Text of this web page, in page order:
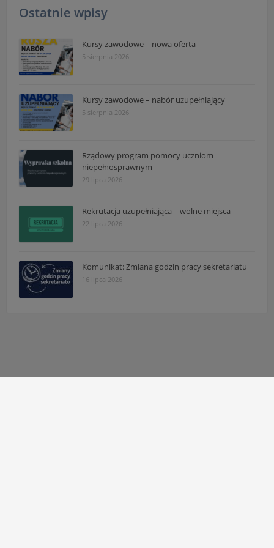
Ostatnie wpisy
Kursy zawodowe – nowa oferta
5 sierpnia 2026
Kursy zawodowe – nabór uzupełniający
5 sierpnia 2026
Rządowy program pomocy uczniom
niepełnosprawnym
29 lipca 2026
Rekrutacja uzupełniająca – wolne miejsca
22 lipca 2026
Komunikat: Zmiana godzin pracy sekretariatu
16 lipca 2026